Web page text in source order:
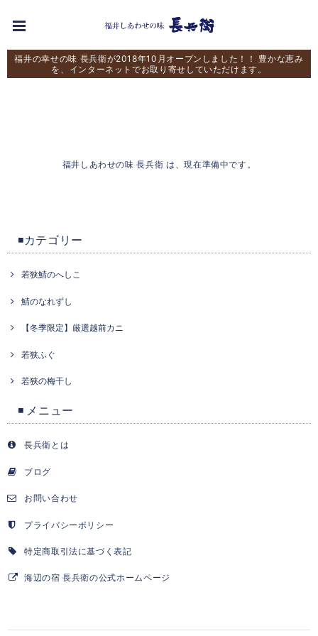
福井の幸せの味 長兵衛が2018年10月オープンしました！！ 豊かな恵み
を、インターネットでお取り寄せしていただけます。
福井しあわせの味 長兵衛 は、現在準備中です。
◾️カテゴリー
若狭鯖のへしこ
鯖のなれずし
【冬季限定】厳選越前カニ
若狭ふぐ
若狭の梅干し
◾️ メニュー
長兵衛とは
ブログ
お問い合わせ
プライバシーポリシー
特定商取引法に基づく表記
海辺の宿 長兵衛の公式ホームページ